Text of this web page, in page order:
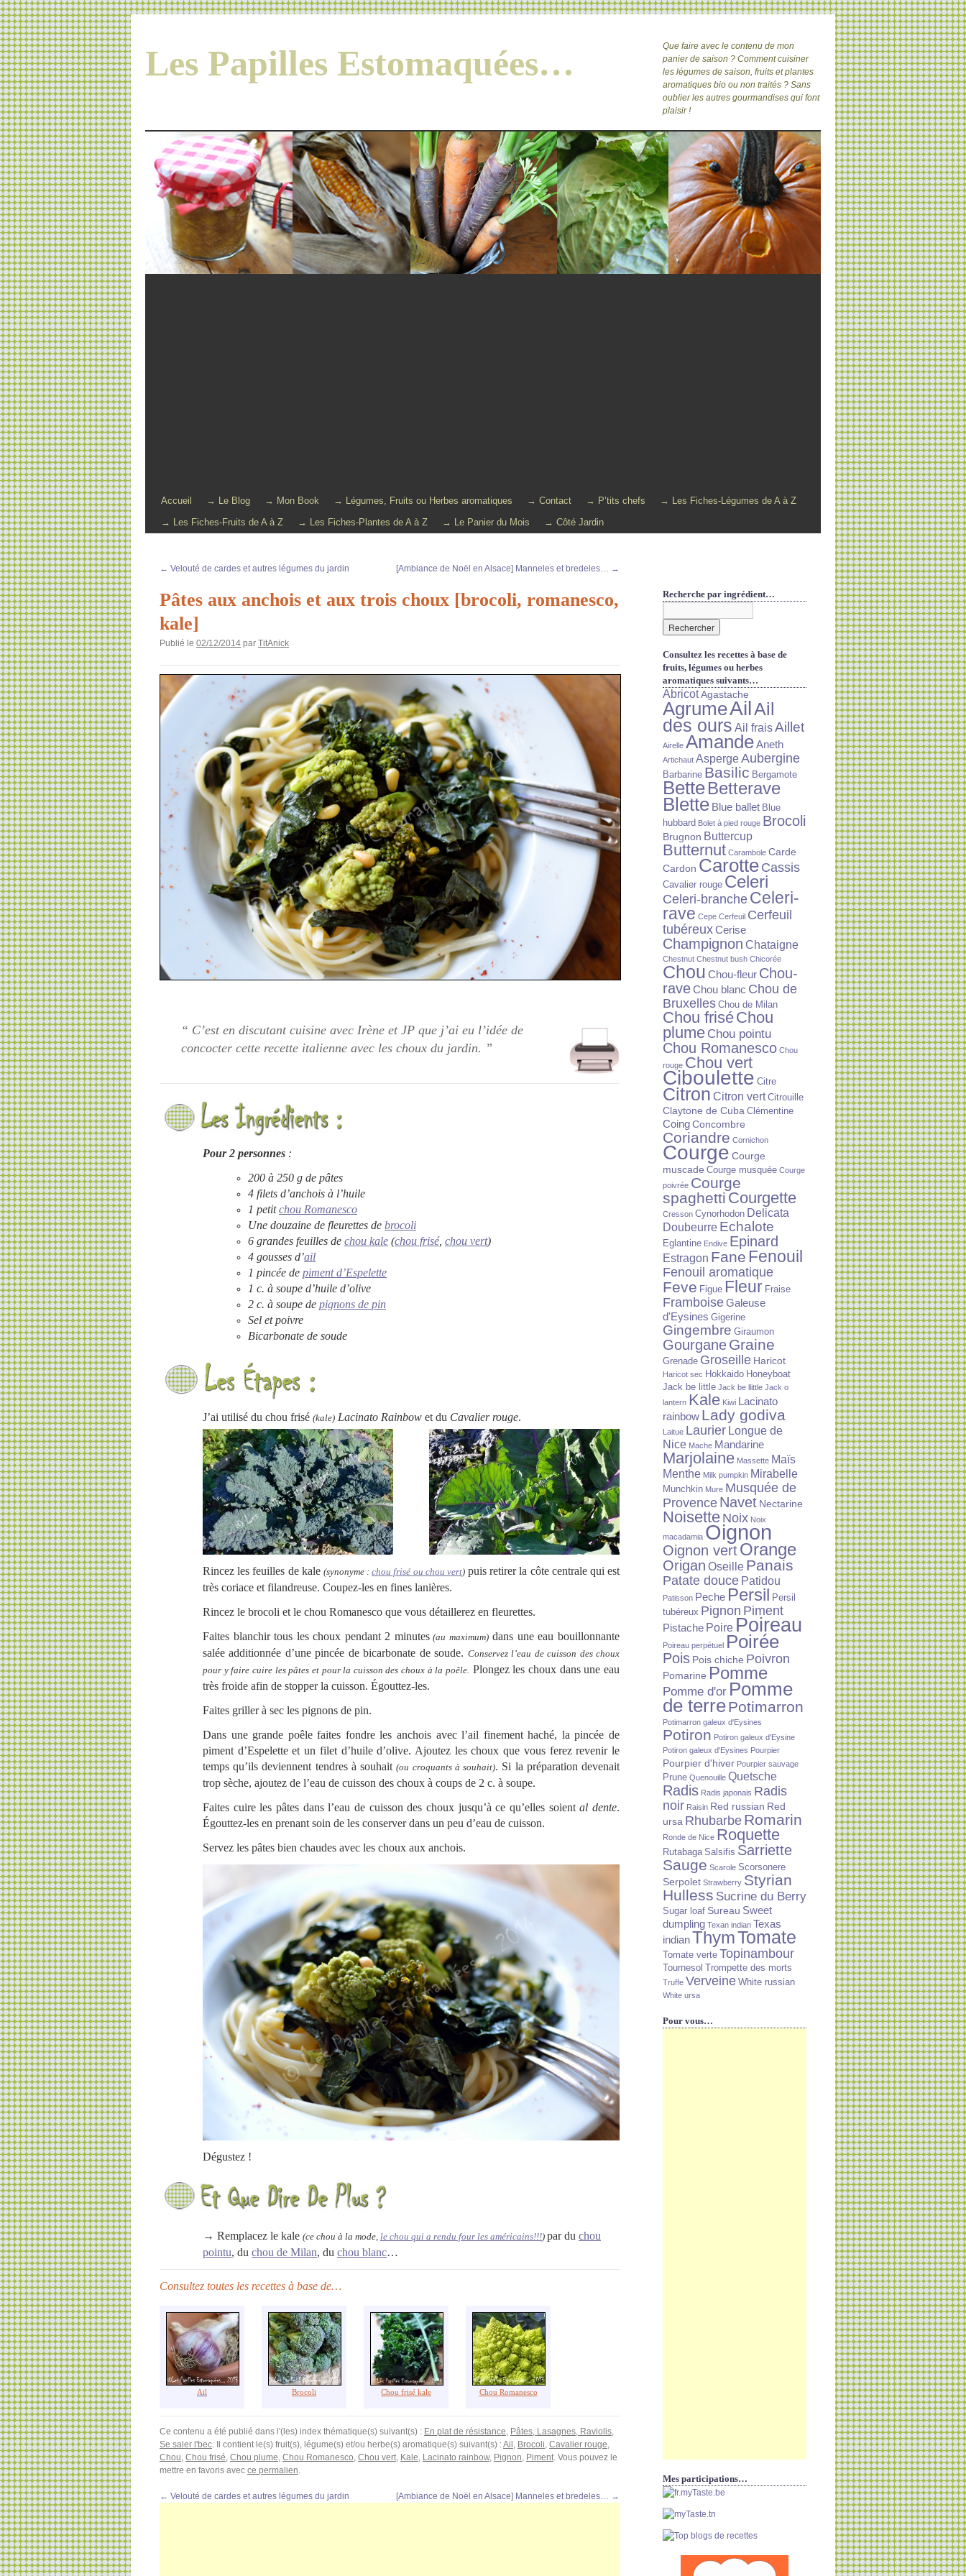
Les Papilles Estomaquées…
Que faire avec le contenu de mon
panier de saison ? Comment cuisiner
les légumes de saison, fruits et plantes
aromatiques bio ou non traités ? Sans
oublier les autres gourmandises qui font
plaisir !
Accueil → Le Blog → Mon Book → Légumes, Fruits ou Herbes aromatiques → Contact → P’tits chefs
→ Les Fiches-Légumes de A à Z
→ Les Fiches-Fruits de A à Z
→ Les Fiches-Plantes de A à Z → Le Panier du Mois → Côté Jardin
← Velouté de cardes et autres légumes du jardin [Ambiance de Noël en Alsace] Manneles et bredeles… →
Pâtes aux anchois et aux trois choux [brocoli, romanesco,
kale]
Publié le 02/12/2014 par TitAnick
“ C’est en discutant cuisine avec Irène et JP que j’ai eu l’idée de
concocter cette recette italienne avec les choux du jardin. ”
Pour 2 personnes :
200 à 250 g de pâtes
4 filets d’anchois à l’huile
1 petitchou Romanesco
Une douzaine de fleurettes de brocoli
6 grandes feuilles de chou kale (chou frisé, chou vert)
4 gousses d’ail
1 pincée de piment d’Espelette
1 c. à soupe d’huile d’olive
2 c. à soupe de pignons de pin
Sel et poivre
Bicarbonate de soude
J’ai utilisé du chou frisé (kale) Lacinato Rainbow et du Cavalier rouge.
Rincez les feuilles de kale (synonyme :chou frisé ou chou vert) puis retirer la côte centrale qui est
très coriace et filandreuse. Coupez-les en fines lanières.
Rincez le brocoli et le chou Romanesco que vous détaillerez en fleurettes.
Faites blanchir tous les choux pendant 2 minutes(au maximum)dans une eau bouillonnante
salée additionnée d’une pincée de bicarbonate de soude. Conservez l’eau de cuisson des choux
pour y faire cuire les pâtes et pour la cuisson des choux à la poêle. Plongez les choux dans une eau
très froide afin de stopper la cuisson. Égouttez-les.
Faites griller à sec les pignons de pin.
Dans une grande poêle faites fondre les anchois avec l’ail finement haché, la pincée de
piment d’Espelette et un filet d’huile d’olive. Ajoutez les choux que vous ferez revenir le
temps qu’ils deviennent tendres à souhait(ou croquants à souhait). Si la préparation devenait
trop sèche, ajoutez de l’eau de cuisson des choux à coups de 2 c. à soupe.
Faites cuire les pâtes dans l’eau de cuisson des choux jusqu’à ce qu’elles soiental dente.
Égouttez-les en prenant soin de les conserver dans un peu d’eau de cuisson.
Servez les pâtes bien chaudes avec les choux aux anchois.
Dégustez !
→ Remplacez le kale (ce chou à la mode, le chou qui a rendu four les américains!!!) par du chou
pointu, du chou de Milan, du chou blanc…
Consultez toutes les recettes à base de…
Ail Brocoli Chou frisé kale Chou Romanesco
Ce contenu a été publié dans l'(les) index thématique(s) suivant(s) : En plat de résistance, Pâtes, Lasagnes, Raviolis,
Se saler l'bec. Il contient le(s) fruit(s), légume(s) et/ou herbe(s) aromatique(s) suivant(s) :Ail, Brocoli, Cavalier rouge,
Chou, Chou frisé, Chou plume, Chou Romanesco, Chou vert, Kale, Lacinato rainbow, Pignon, Piment. Vous pouvez le
mettre en favoris avec ce permalien.
← Velouté de cardes et autres légumes du jardin [Ambiance de Noël en Alsace] Manneles et bredeles… →
Recherche par ingrédient…
Consultez les recettes à base de
fruits, légumes ou herbes
aromatiques suivants…
AbricotAgastache
AgrumeAilAil
des ours Ail fraisAillet
Airelle AmandeAneth
Artichaut AspergeAubergine
Barbarine Basilic Bergamote
BetteBetterave
Blette Blue ballet Blue
hubbard Bolet à pied rouge Brocoli
Brugnon Buttercup
Butternut Carambole Carde
Cardon Carotte Cassis
Cavalier rouge Celeri
Celeri-branche Celeri-
rave Cepe Cerfeuil Cerfeuil
tubéreuxCerise
Champignon Chataigne
Chestnut Chestnut bush Chicorée
Chou Chou-fleur Chou-
raveChou blanc Chou de
Bruxelles Chou de Milan
Chou friséChou
plume Chou pointu
Chou Romanesco Chou
rouge Chou vert
Ciboulette Citre
Citron Citron vert Citrouille
Claytone de Cuba Clémentine
CoingConcombre
Coriandre Cornichon
Courge Courge
muscade Courge musquée Courge
poivrée Courge
spaghetti Courgette
Cresson Cynorhodon Delicata
Doubeurre Echalote
Eglantine Endive Epinard
Estragon Fane Fenouil
Fenouil aromatique
Feve Figue Fleur Fraise
FramboiseGaleuse
d'Eysines Gigerine
Gingembre Giraumon
GourganeGraine
Grenade Groseille Haricot
Haricot sec Hokkaido Honeyboat
Jack be little Jack be llittle Jack o
lantern Kale Kiwi
Lacinato
rainbow Lady godiva
Laitue Laurier Longue de
Nice Mache Mandarine
Marjolaine Massette Maïs
Menthe Milk pumpkin Mirabelle
Munchkin Mure Musquée de
Provence Navet Nectarine
Noisette Noix Noix
macadamia Oignon
Oignon vertOrange
Origan Oseille Panais
Patate douce Patidou
Patisson Peche Persil Persil
tubéreux Pignon Piment
Pistache Poire Poireau
Poireau perpétuel Poirée
Pois Pois chiche Poivron
Pomarine Pomme
Pomme d'or Pomme
de terrePotimarron
Potimarron galeux d'Eysines
Potiron Potiron galeux d'Eysine
Potiron galeux d'Eysines Pourpier
Pourpier d'hiver Pourpier sauvage
Prune Quenouille Quetsche
Radis Radis japonais Radis
noir Raisin Red russian Red
ursa Rhubarbe Romarin
Ronde de Nice Roquette
Rutabaga Salsifis Sarriette
Sauge Scarole Scorsonere
Serpolet Strawberry Styrian
Hulless Sucrine du Berry
Sugar loaf Sureau Sweet
dumpling Texan indian Texas
indianThymTomate
Tomate verte Topinambour
Tournesol Trompette des morts
Truffe Verveine White russian
White ursa
Pour vous…
Mes participations…